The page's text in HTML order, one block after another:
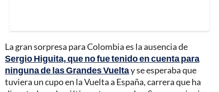
La gran sorpresa para Colombia es la ausencia de
Sergio Higuita, que no fue tenido en cuenta para
ninguna de las Grandes Vueltay se esperaba que
tuviera un cupo en la Vuelta a España, carrera que ha